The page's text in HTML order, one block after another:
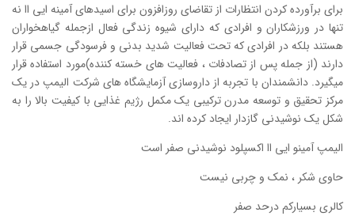
برای برآورده کردن انتظارات از تقاضای روزافزون برای اسیدهای آمینه ایی اا نه
تنها در ورزشکاران و افرادی که دارای شیوه زندگی فعال ازجمله گیاهخواران
هستند بلکه در افرادی که تحت فعالیت شدید بدنی و فرسودگی جسمی قرار
دارند (از جمله پس از تصادفات ، فعالیت های خسته کننده)مورد استفاده قرار
میگیرد. دانشمندان با تجربه از داروسازی آزمایشگاه های شرکت الیمپ در یک
مرکز تحقیق و توسعه مدرن ترکیبی یک مکمل رژیم غذایی با کیفیت بالا را به
شکل یک نوشیدنی گازدار ایجاد کرده اند.
الیمپ آمینو ایی اا اکسپلود نوشیدنی صفر است
حاوی شکر ، نمک و چربی نیست
کالری بسیارکم درحد صفر